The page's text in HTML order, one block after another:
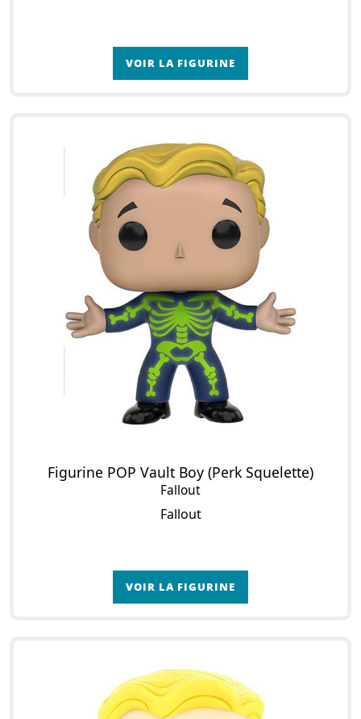
VOIR LA FIGURINE
Figurine POP Vault Boy (Perk Squelette)
Fallout
Fallout
VOIR LA FIGURINE